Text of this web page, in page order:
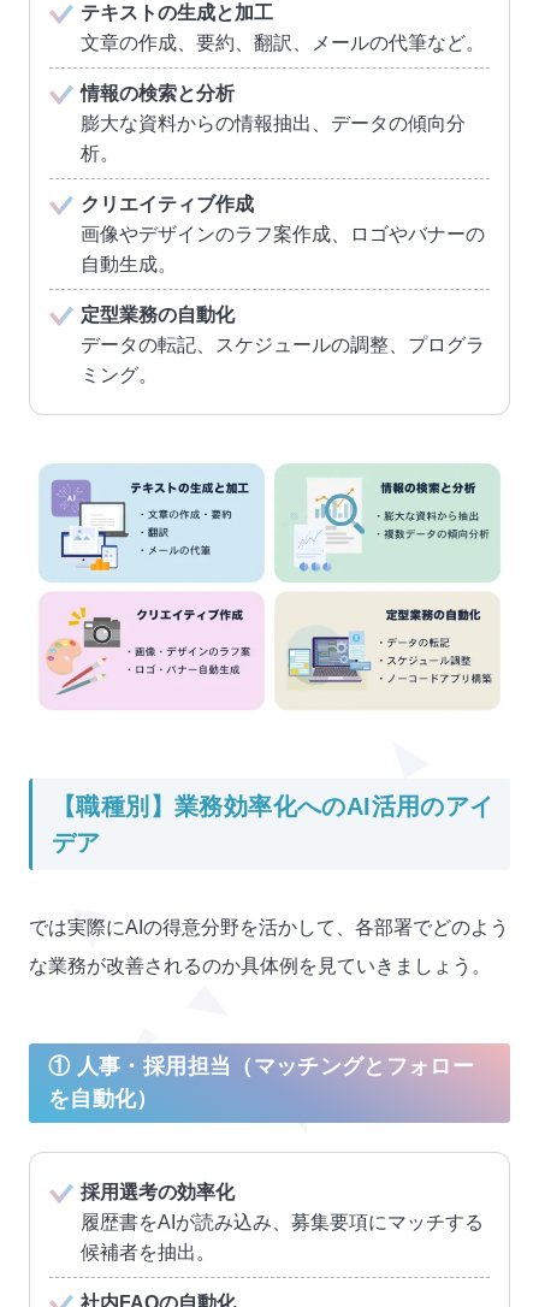
テキストの生成と加工
文章の作成、要約、翻訳、メールの代筆など。
情報の検索と分析
膨大な資料からの情報抽出、データの傾向分
析。
クリエイティブ作成
画像やデザインのラフ案作成、ロゴやバナーの
自動生成。
定型業務の自動化
データの転記、スケジュールの調整、プログラ
ミング。
【職種別】業務効率化へのAI活用のアイ
デア
では実際にAIの得意分野を活かして、各部署でどのよう
な業務が改善されるのか具体例を見ていきましょう。
① 人事・採用担当（マッチングとフォロー
を自動化）
採用選考の効率化
履歴書をAIが読み込み、募集要項にマッチする
候補者を抽出。